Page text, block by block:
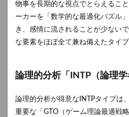
物事を長期的な視点でとらえるこ
ーカーを「数学的な最適化パズル
き、感情に流されることが少ない
な要素をほぼ全て兼ね備えたタイ
論理的分析「INTP（論理学
論理的分析が得意なINTPタイプは
重要な「GTO（ゲーム理論最適戦